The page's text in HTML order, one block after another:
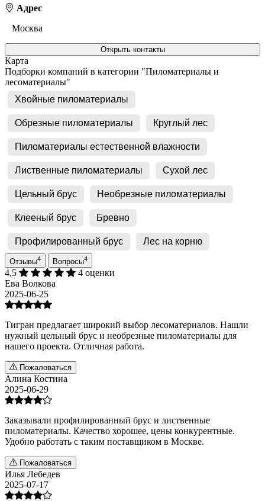
Адрес
Москва
Открыть контакты
Карта
Подборки компаний в категории "Пиломатериалы и
лесоматериалы"
Хвойные пиломатериалы
Обрезные пиломатериалы Круглый лес
Пиломатериалы естественной влажности
Лиственные пиломатериалы Сухой лес
Цельный брус Необрезные пиломатериалы
Клееный брус Бревно
Профилированный брус Лес на корню
Отзывы4 Вопросы4
4,5
4 оценки
Ева Волкова
2025-06-25
Тигран предлагает широкий выбор лесоматериалов. Нашли
нужный цельный брус и необрезные пиломатериалы для
нашего проекта. Отличная работа.
Пожаловаться
Алина Костина
2025-06-29
Заказывали профилированный брус и лиственные
пиломатериалы. Качество хорошее, цены конкурентные.
Удобно работать с таким поставщиком в Москве.
Пожаловаться
Илья Лебедев
2025-07-17